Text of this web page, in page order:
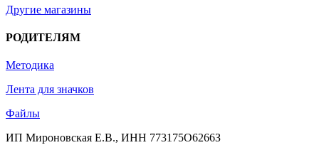
Другие магазины
РОДИТЕЛЯМ
Методика
Лента для значков
Файлы
ИП Мироновская Е.В., ИНН 773175O6266З